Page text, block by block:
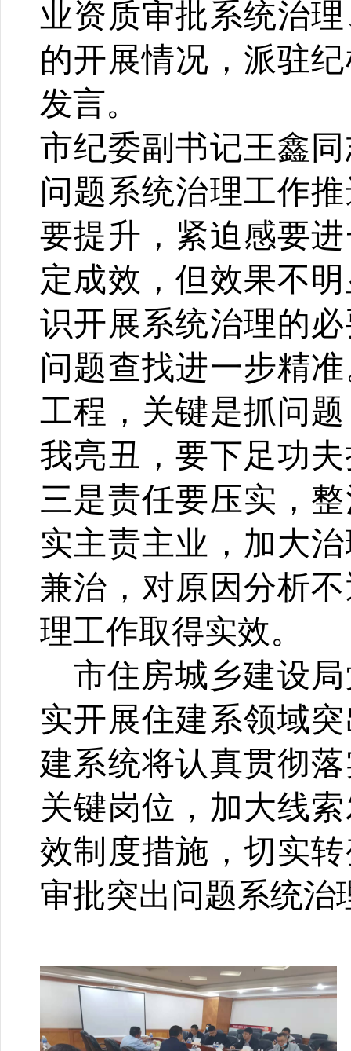
业资质审批系统治
的开展情况， 派驻
发言。
市纪委副书记王鑫
问题系统治理工作
要提升，紧迫感要
定成效，但效果不
识开展系统治理的
问题查找进一步精
工程，关键是抓问
我亮丑，要下足功
三是责任要压实，
实主责主业，加大
兼治，对原因分析
理工作取得实效。
市住房城乡建设局
实开展住建系领域
建系统将认真贯彻
关键岗位 ，加大线
效制度措施， 切实
审批突出问题系统治